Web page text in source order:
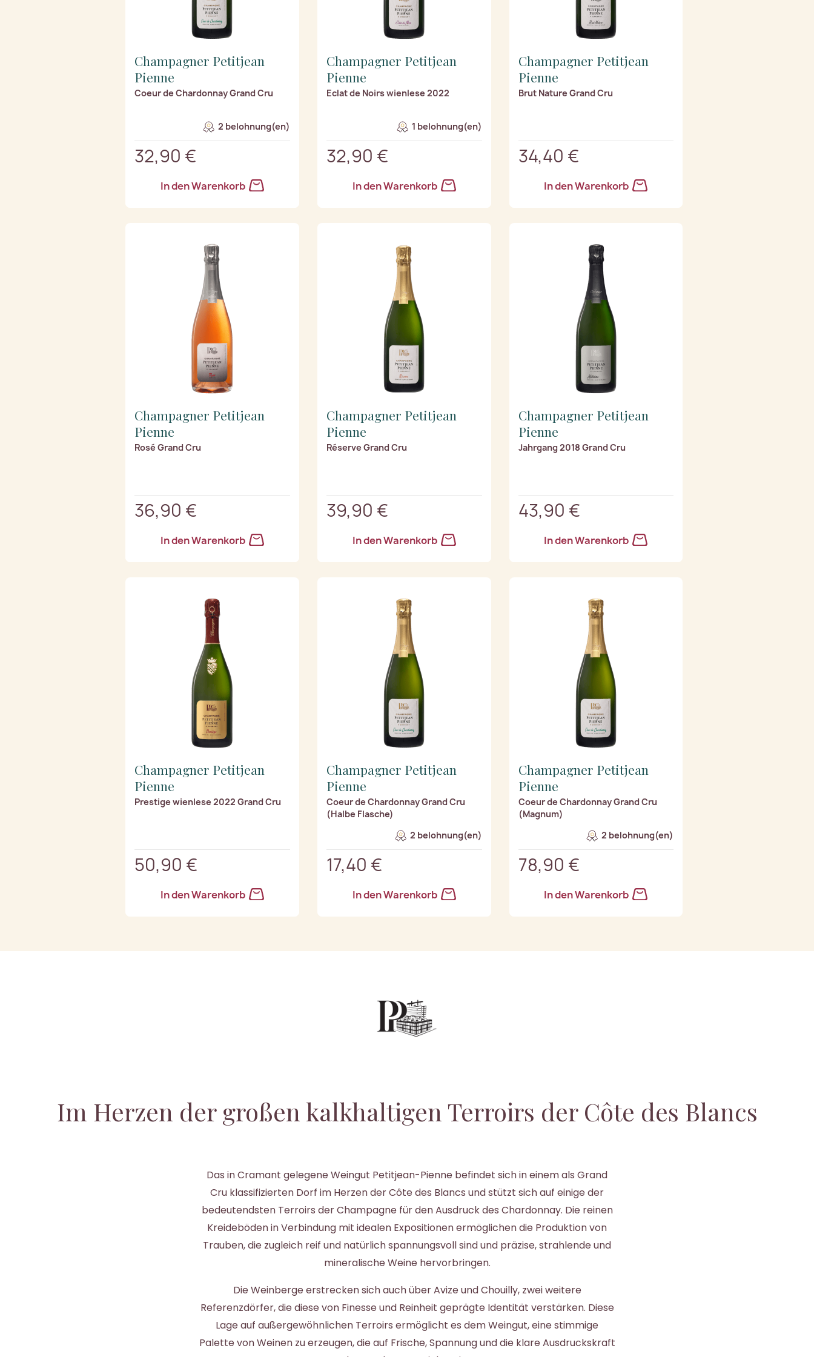
Champagner Petitjean
Pienne
Coeur de Chardonnay Grand Cru
2 belohnung(en)
32,90 €
In den Warenkorb
Champagner Petitjean
Pienne
Eclat de Noirs wienlese 2022
1 belohnung(en)
32,90 €
In den Warenkorb
Champagner Petitjean
Pienne
Brut Nature Grand Cru
34,40 €
In den Warenkorb
Champagner Petitjean
Pienne
Rosé Grand Cru
36,90 €
In den Warenkorb
Champagner Petitjean
Pienne
Réserve Grand Cru
39,90 €
In den Warenkorb
Champagner Petitjean
Pienne
Jahrgang 2018 Grand Cru
43,90 €
In den Warenkorb
Champagner Petitjean
Pienne
Prestige wienlese 2022 Grand Cru
50,90 €
In den Warenkorb
Champagner Petitjean
Pienne
Coeur de Chardonnay Grand Cru
(Halbe Flasche)
2 belohnung(en)
17,40 €
In den Warenkorb
Champagner Petitjean
Pienne
Coeur de Chardonnay Grand Cru
(Magnum)
2 belohnung(en)
78,90 €
In den Warenkorb
Im Herzen der großen kalkhaltigen Terroirs der Côte des Blancs
Das in Cramant gelegene Weingut Petitjean-Pienne befindet sich in einem als Grand
Cru klassifizierten Dorf im Herzen der Côte des Blancs und stützt sich auf einige der
bedeutendsten Terroirs der Champagne für den Ausdruck des Chardonnay. Die reinen
Kreideböden in Verbindung mit idealen Expositionen ermöglichen die Produktion von
Trauben, die zugleich reif und natürlich spannungsvoll sind und präzise, strahlende und
mineralische Weine hervorbringen.
Die Weinberge erstrecken sich auch über Avize und Chouilly, zwei weitere
Referenzdörfer, die diese von Finesse und Reinheit geprägte Identität verstärken. Diese
Lage auf außergewöhnlichen Terroirs ermöglicht es dem Weingut, eine stimmige
Palette von Weinen zu erzeugen, die auf Frische, Spannung und die klare Ausdruckskraft